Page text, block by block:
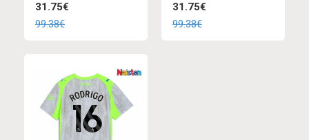
31.75€
99.38€
31.75€
99.38€